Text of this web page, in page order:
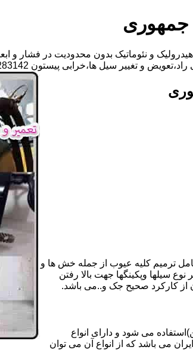
جمهوری
و نئوماتیک بدون محدودیت در فشار و
پیستون 09125283142 آقای مهدی ابراهیمی
ترمیم کلیه عیوب از جمله خش ها و
سیلها وپکینگها جهت بالا رفتن
از کارکرد صحیح جک و..می باشد.
می شود و دارای انواع
می باشد که از انواع آن می توان